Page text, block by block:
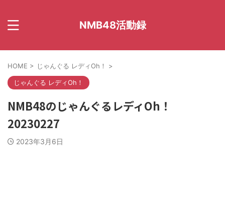
NMB48活動録
HOME > じゃんぐる レディOh！ >
じゃんぐる レディOh！
NMB48のじゃんぐるレディOh！
20230227
2023年3月6日